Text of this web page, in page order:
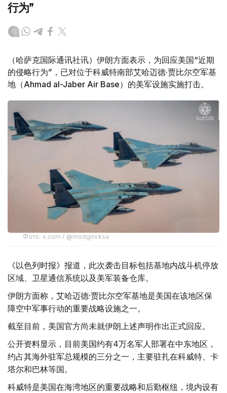
行为”
（哈萨克国际通讯社讯）伊朗方面表示，为回应美国“近期
的侵略行为”，已对位于科威特南部艾哈迈德·贾比尔空军基
地（Ahmad al-Jaber Air Base）的美军设施实施打击。
Фото: x.com / @modgovksa
《以色列时报》报道，此次袭击目标包括基地内战斗机停放
区域、卫星通信系统以及美军装备仓库。
伊朗方面称，艾哈迈德·贾比尔空军基地是美国在该地区保
障空中军事行动的重要战略设施之一。
截至目前，美国官方尚未就伊朗上述声明作出正式回应。
公开资料显示，目前美国约有4万名军人部署在中东地区，
约占其海外驻军总规模的三分之一，主要驻扎在科威特、卡
塔尔和巴林等国。
科威特是美国在海湾地区的重要战略和后勤枢纽，境内设有